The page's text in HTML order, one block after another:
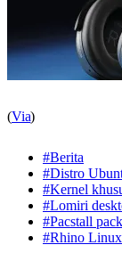
(Via)
#Berita
#Distro
#Kernel
#Lomiri
#Pacstall
#Rhino Linux